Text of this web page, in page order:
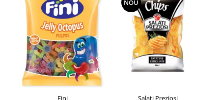
Făină italiană
Condimente & Sare
Zahăr & Îndulcitori
Lapte & Condensat
Gran Cucina
Creme & Esente
Paste Italiene
Fini
NOU
Salati Preziosi